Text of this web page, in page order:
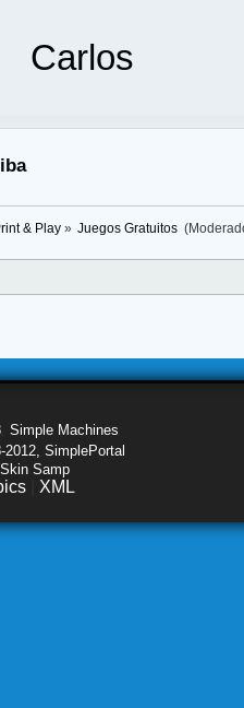
Carlos
& Play» Juegos Gratuitos
Simple Machines
SimplePortal
Samp
XML